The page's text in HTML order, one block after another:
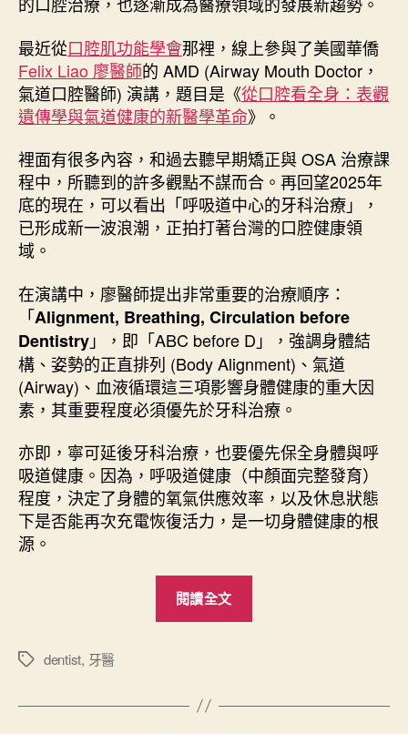
最近從口腔肌功能學會那裡，線上參與了美國華僑
Felix Liao 廖醫師的 AMD (Airway Mouth Doctor，
氣道口腔醫師) 演講，題目是《從口腔看全身：表觀
遺傳學與氣道健康的新醫學革命》。
裡面有很多內容，和過去聽早期矯正與 OSA 治療課
程中，所聽到的許多觀點不謀而合。再回望2025年
底的現在，可以看出「呼吸道中心的牙科治療」，
已形成新一波浪潮，正拍打著台灣的口腔健康領
域。
在演講中，廖醫師提出非常重要的治療順序：
「Alignment, Breathing, Circulation before
Dentistry」，即「ABC before D」，強調身體結
構、姿勢的正直排列 (Body Alignment)、氣道
(Airway)、血液循環這三項影響身體健康的重大因
素，其重要程度必須優先於牙科治療。
亦即，寧可延後牙科治療，也要優先保全身體與呼
吸道健康。因為，呼吸道健康（中顏面完整發育）
程度，決定了身體的氧氣供應效率，以及休息狀態
下是否能再次充電恢復活力，是一切身體健康的根
源。
閱讀全文
x
標
dentist, 牙醫